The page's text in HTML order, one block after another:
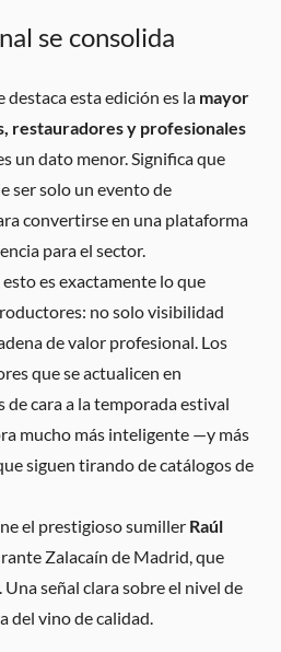
se consolida
destaca esta edición es la mayor
restauradores y profesionales
un dato menor. Significa que
ser solo un evento de
convertirse en una plataforma
para el sector.
es exactamente lo que
no solo visibilidad
de valor profesional. Los
que se actualicen en
cara a la temporada estival
mucho más inteligente —y más
siguen tirando de catálogos de
el prestigioso sumiller Raúl
Zalacaín de Madrid, que
señal clara sobre el nivel de
del vino de calidad.